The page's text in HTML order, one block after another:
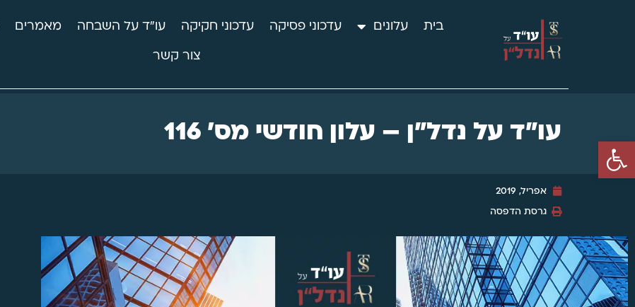
פתח סרגל נגישות
בית עלונים עדכוני פסיקה עדכוני חקיקה עו"ד על השבחה מאמרים
צור קשר
עו"ד על נדל"ן – עלון חודשי מס' 116
אפריל, 2019
גרסת הדפסה